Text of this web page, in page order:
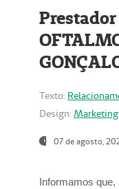
Prestador
Texto:
Design: Marketing
07 de agosto,
Informamos